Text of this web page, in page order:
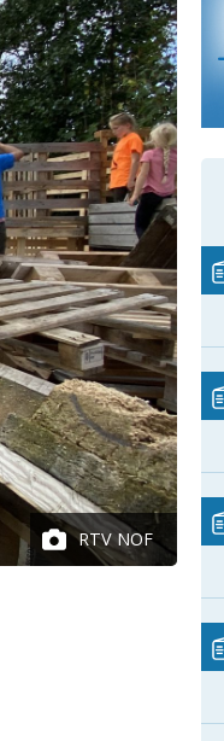
RTV NOF